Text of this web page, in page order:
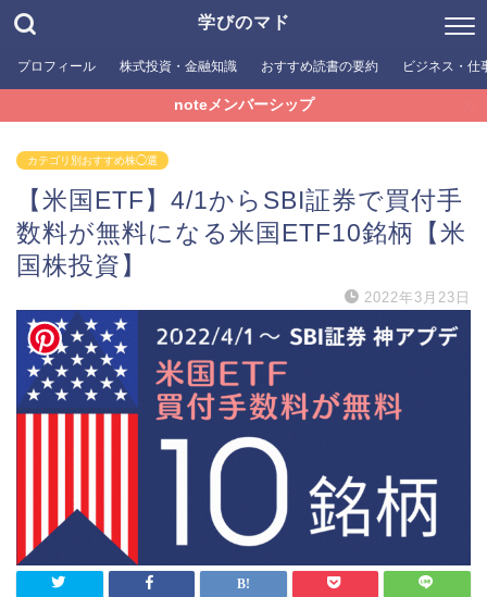
学びのマド
プロフィール 株式投資・金融知識 おすすめ読書の要約 ビジネス・仕
noteメンバーシップ
カテゴリ別おすすめ株◯選
【米国ETF】4/1からSBI証券で買付手
数料が無料になる米国ETF10銘柄【米
国株投資】
2022年3月23日